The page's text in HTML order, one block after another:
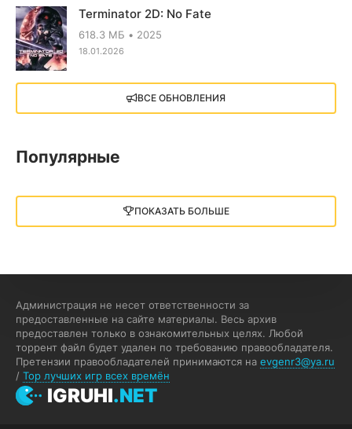
Terminator 2D: No Fate
618.3 МБ 2025
18.01.2026
X4: Foundations (2018)
13.73 GB 2018
13 ГБ 2025
MAFIA: THE OLD COUNTRY
44.98 ГБ 2025
04.12.2025
ВСЕ ОБНОВЛЕНИЯ
Популярные
ПОКАЗАТЬ БОЛЬШЕ
IGRUHI.NET
Администрация не несет ответственности за
предоставленные на сайте материалы. Весь архив
предоставлен только в ознакомительных целях. Любой
торрент файл будет удален по требованию правообладателя.
Претензии правообладателей принимаются на evgenr3@ya.ru
/ Top лучших игр всех времён